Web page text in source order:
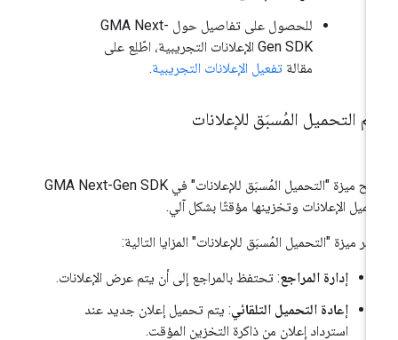
للحصول على تفاصيل حولGMA Next-
Gen SDKالإعلانات التجريبية، اطّلِع على
مقالةتفعيل الإعلانات التجريبية .
التحميل المُسبَق للإعلانات
ميزة "التحميل المُسبَق للإعلانات" في GMA Next-Gen SDK
الإعلانات وتخزينها مؤقتًا بشكل آلي.
ميزة "التحميل المُسبَق للإعلانات" المزايا التالية:
إدارة المراجع: تحتفظ بالمراجع إلى أن يتم عرض الإعلانات.
إعادة التحميل التلقائي: يتم تحميل إعلان جديد عند
استرداد إعلان من ذاكرة التخزين المؤقت.